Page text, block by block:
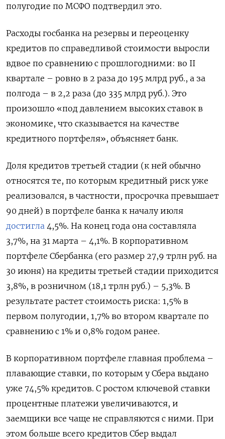
полугодие по МСФО подтвердил это.
Расходы госбанка на резервы и переоценку
кредитов по справедливой стоимости выросли
вдвое по сравнению с прошлогодними: во II
квартале – ровно в 2 раза до 195 млрд руб., а за
полгода – в 2,2 раза (до 335 млрд руб.). Это
произошло «под давлением высоких ставок в
экономике, что сказывается на качестве
кредитного портфеля», объясняет банк.
Доля кредитов третьей стадии (к ней обычно
относятся те, по которым кредитный риск уже
реализовался, в частности, просрочка превышает
90 дней) в портфеле банка к началу июля
достигла 4,5%. На конец года она составляла
3,7%, на 31 марта – 4,1%. В корпоративном
портфеле Сбербанка (его размер 27,9 трлн руб. на
30 июня) на кредиты третьей стадии приходится
3,8%, в розничном (18,1 трлн руб.) – 5,3%. В
результате растет стоимость риска: 1,5% в
первом полугодии, 1,7% во втором квартале по
сравнению с 1% и 0,8% годом ранее.
В корпоративном портфеле главная проблема –
плавающие ставки, по которым у Сбера выдано
уже 74,5% кредитов. С ростом ключевой ставки
процентные платежи увеличиваются, и
заемщики все чаще не справляются с ними. При
этом больше всего кредитов Сбер выдал